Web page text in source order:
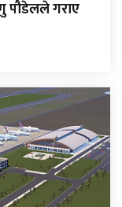
पौडेलले गराए